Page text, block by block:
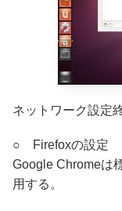
ネットワーク設定
○ Firefoxの設定
Google Chromeは
用する。